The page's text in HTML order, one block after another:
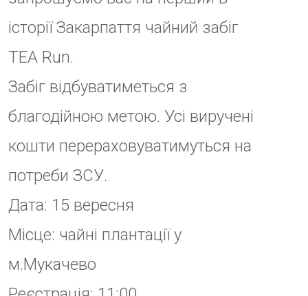
Дата: 15 вересня
Місце: чайні плантації у
м.Мукачево
Реєстрація: 11:00
Старт: 12:00
фінішу усіх учасників)
Дистанція:
~ 3.5 км
Вартість реєстрації: 350 грн
Ліміт кількості учасників – 100.